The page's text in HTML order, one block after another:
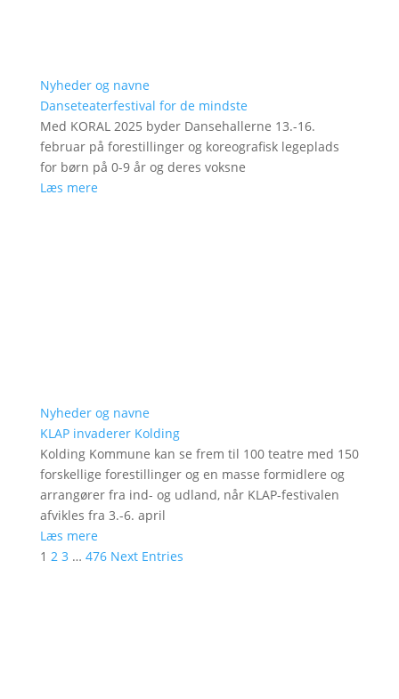
Nyheder og navne
Danseteaterfestival for de mindste
Med KORAL 2025 byder Dansehallerne 13.-16.
februar på forestillinger og koreografisk legeplads
for børn på 0-9 år og deres voksne
Læs mere
Nyheder og navne
KLAP invaderer Kolding
Kolding Kommune kan se frem til 100 teatre med 150
forskellige forestillinger og en masse formidlere og
arrangører fra ind- og udland, når KLAP-festivalen
afvikles fra 3.-6. april
Læs mere
1 2 3 … 476 Next Entries